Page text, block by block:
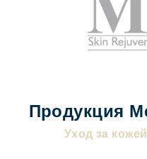
Продукция
Уход за